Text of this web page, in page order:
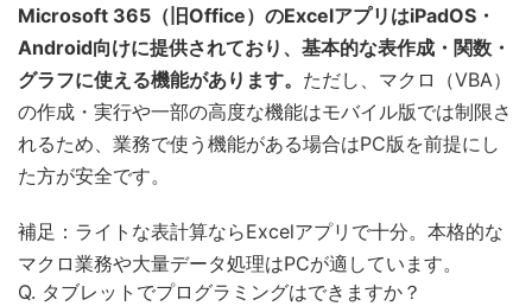
Microsoft 365（旧Office）のExcelアプリはiPadOS・
Android向けに提供されており、基本的な表作成・関数・
グラフに使える機能があります。 ただし、マクロ（VBA）
の作成・実行や一部の高度な機能はモバイル版では制限さ
れるため、業務で使う機能がある場合はPC版を前提にし
た方が安全です。
補足：ライトな表計算ならExcelアプリで十分。本格的な
マクロ業務や大量データ処理はPCが適しています。
Q. タブレットでプログラミングはできますか？